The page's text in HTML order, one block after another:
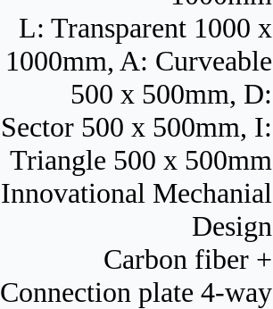
L: Transparent 1000 x
1000mm, A: Curveable
500 x 500mm, D:
Sector 500 x 500mm, I:
Triangle 500 x 500mm
Innovational Mechanial
Design
Carbon fiber +
Connection plate 4-way